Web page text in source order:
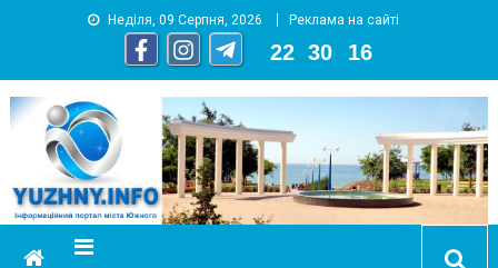
Неділя, 09 Серпня, 2026 Реклама на сайті
22 30 17
YUZHNY.INFO
информационный портал города Южный